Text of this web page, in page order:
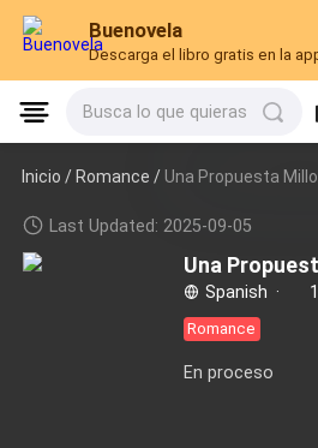
Buenovela
Descarga el libro gratis en la
Busca lo que quieras
Inicio /Romance / Una Propuesta
Last Updated: 2025-09-05
Una
Spanish ·
Romance
En proceso